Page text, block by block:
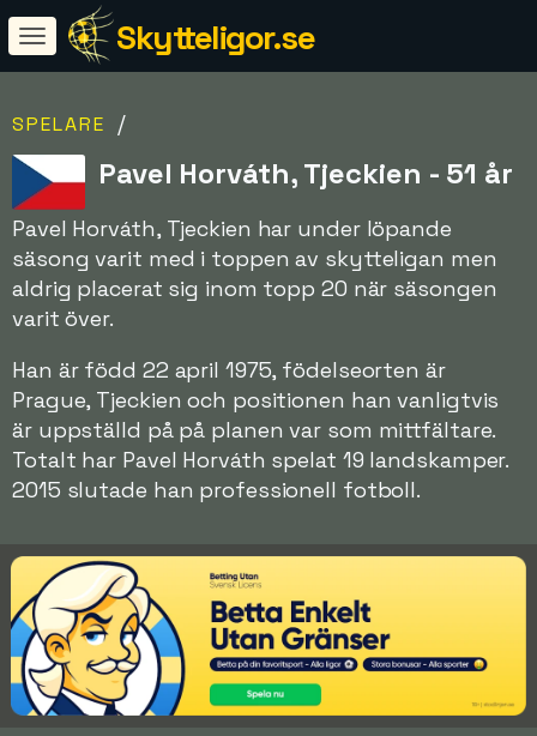
Skytteligor.se
SPELARE /
Pavel Horváth, Tjeckien - 51 år
Pavel Horváth, Tjeckien har under löpande
säsong varit med i toppen av skytteligan men
aldrig placerat sig inom topp 20 när säsongen
varit över.
Han är född 22 april 1975, födelseorten är
Prague, Tjeckien och positionen han vanligtvis
är uppställd på på planen var som mittfältare.
Totalt har Pavel Horváth spelat 19 landskamper.
2015 slutade han professionell fotboll.